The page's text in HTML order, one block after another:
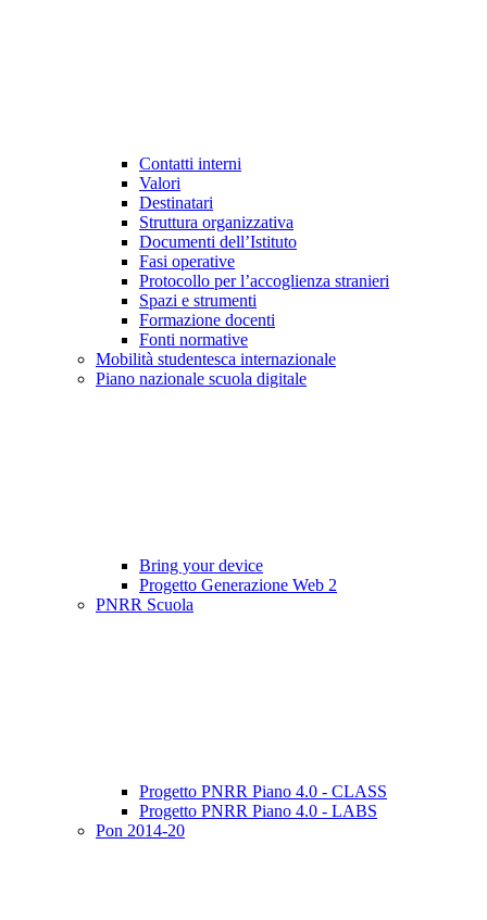
Contatti interni
Valori
Destinatari
Struttura organizzativa
Documenti dell’Istituto
Fasi operative
Protocollo per l’accoglienza stranieri
Spazi e strumenti
Formazione docenti
Fonti normative
Mobilità studentesca internazionale
Piano nazionale scuola digitale
Bring your device
Progetto Generazione Web 2
PNRR Scuola
Progetto PNRR Piano 4.0 - CLASS
Progetto PNRR Piano 4.0 - LABS
Pon 2014-20